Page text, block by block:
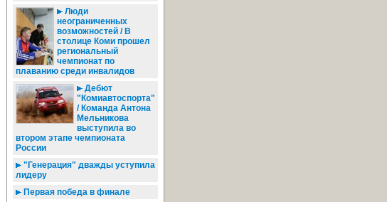
Люди
неограниченных
возможностей / В
столице Коми прошел
региональный
чемпионат по
плаванию среди инвалидов
Дебют
"Комиавтоспорта"
/ Команда Антона
Мельникова
выступила во
втором этапе чемпионата
России
"Генерация" дважды уступила
лидеру
Первая победа в финале